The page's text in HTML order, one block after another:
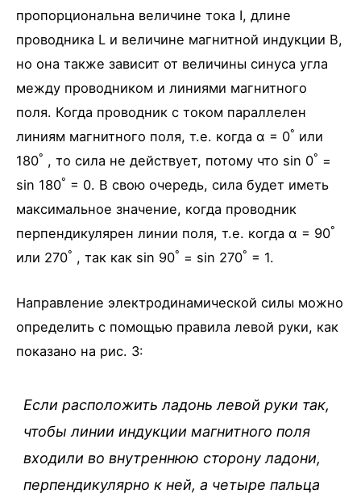
пропорциональна величине тока I, длине
проводника L и величине магнитной индукции B,
но она также зависит от величины синуса угла
между проводником и линиями магнитного
поля. Когда проводник с током параллелен
линиям магнитного поля, т.е. когда α = 0° или
180° , то сила не действует, потому что sin 0° =
sin 180° = 0. В свою очередь, сила будет иметь
максимальное значение, когда проводник
перпендикулярен линии поля, т.е. когда α = 90°
или 270° , так как sin 90° = sin 270° = 1.
Направление электродинамической силы можно
определить с помощью правила левой руки, как
показано на рис. 3:
Если расположить ладонь левой руки так,
чтобы линии индукции магнитного поля
входили во внутреннюю сторону ладони,
перпендикулярно к ней, а четыре пальца